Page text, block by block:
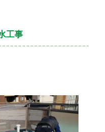
工事